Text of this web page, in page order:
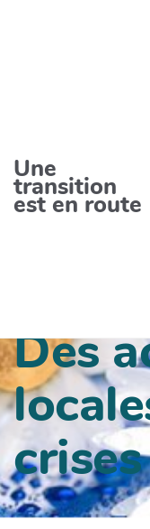
Une
transition
est en route
Des